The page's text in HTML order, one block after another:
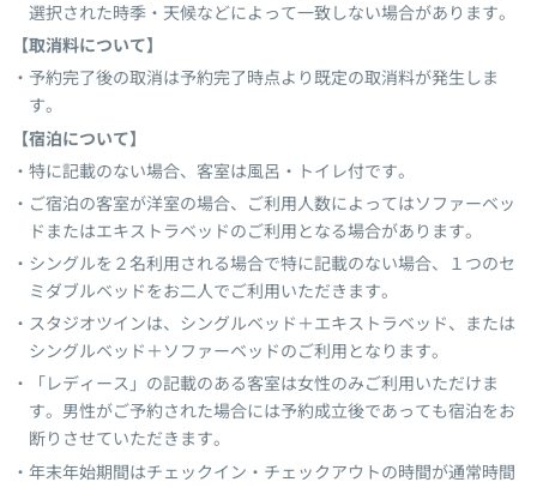
選択された時季・天候などによって一致しない場合があります。
【取消料について】
予約完了後の取消は予約完了時点より既定の取消料が発生しま
す。
【宿泊について】
特に記載のない場合、客室は風呂・トイレ付です。
ご宿泊の客室が洋室の場合、ご利用人数によってはソファーベッ
ドまたはエキストラベッドのご利用となる場合があります。
シングルを２名利用される場合で特に記載のない場合、１つのセ
ミダブルベッドをお二人でご利用いただきます。
スタジオツインは、シングルベッド＋エキストラベッド、または
シングルベッド＋ソファーベッドのご利用となります。
「レディース」の記載のある客室は女性のみご利用いただけま
す。男性がご予約された場合には予約成立後であっても宿泊をお
断りさせていただきます。
年末年始期間はチェックイン・チェックアウトの時間が通常時間